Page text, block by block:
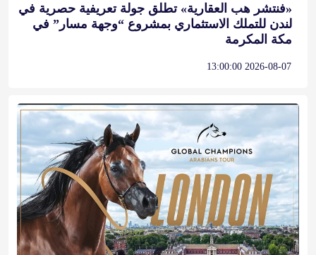
«فنتشر هب العقارية» تطلق جولة تعريفية حصرية في
لندن للتملك الاستثماري بمشروع “وجهة مسار” في
مكة المكرمة
2026-08-07 13:00:00